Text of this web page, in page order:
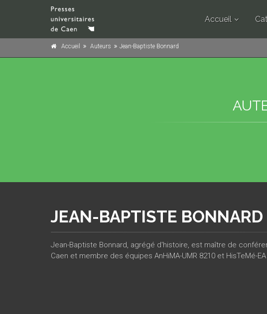
Accueil
Accueil Auteurs Jean-Baptiste Bonnard
JEAN-BAPTISTE BONNARD
Jean-Baptiste Bonnard, agrégé d'histoire, est maître de
Caen et membre des équipes AnHiMA-UMR 8210 et HisTeMé-EA